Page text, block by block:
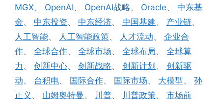
MGX、 OpenAI、 OpenAI战略、 Oracle、 中东基
金、 中东投资、 中东经济、 中国基建、 产业链、
人工智能、 人工智能政策、 人才流动、 企业合
作、 全球合作、 全球市场、 全球布局、 全球算
力 、 创新中心、 创新战略、 创新计划 、 创新驱
动、 台积电、 国际合作、 国际市场、 大模型、 孙
正义 、 山姆奥特曼 、 川普、 川普政策、 市场前